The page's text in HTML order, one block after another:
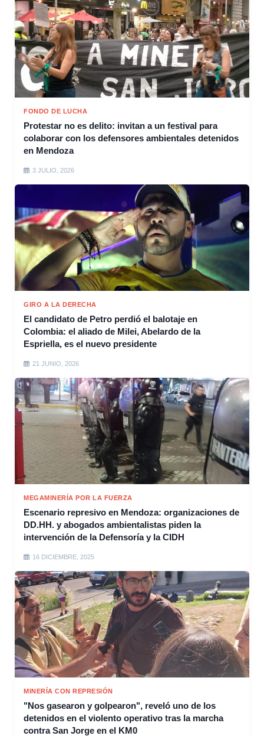
FONDO DE LUCHA
Protestar no es delito: invitan a un festival para
colaborar con los defensores ambientales detenidos
en Mendoza
3 JULIO, 2026
GIRO A LA DERECHA
El candidato de Petro perdió el balotaje en
Colombia: el aliado de Milei, Abelardo de la
Espriella, es el nuevo presidente
21 JUNIO, 2026
MEGAMINERÍA POR LA FUERZA
Escenario represivo en Mendoza: organizaciones de
DD.HH. y abogados ambientalistas piden la
intervención de la Defensoría y la CIDH
16 DICIEMBRE, 2025
MINERÍA CON REPRESIÓN
"Nos gasearon y golpearon", reveló uno de los
detenidos en el violento operativo tras la marcha
contra San Jorge en el KM0